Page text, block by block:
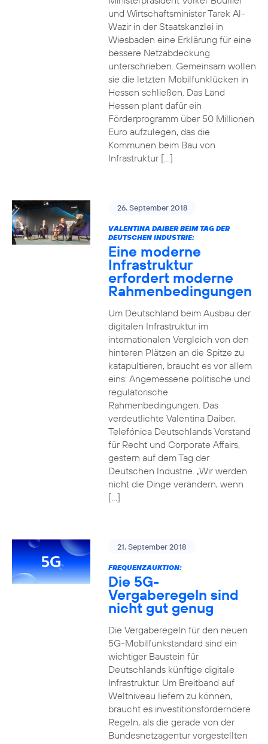
und Wirtschaftsminister Tarek Al-
Wazir in der Staatskanzlei in
Wiesbaden eine Erklärung für eine
bessere Netzabdeckung
unterschrieben. Gemeinsam wollen
sie die letzten Mobilfunklücken in
Hessen schließen. Das Land
Hessen plant dafür ein
Förderprogramm über 50 Millionen
Euro aufzulegen, das die
Kommunen beim Bau von
Infrastruktur […]
26. September 2018
VALENTINA DAIBER BEIM TAG DER
DEUTSCHEN INDUSTRIE:
Eine moderne
Infrastruktur
erfordert moderne
Rahmenbedingungen
Um Deutschland beim Ausbau der
digitalen Infrastruktur im
internationalen Vergleich von den
hinteren Plätzen an die Spitze zu
katapultieren, braucht es vor allem
eins: Angemessene politische und
regulatorische
Rahmenbedingungen. Das
verdeutlichte Valentina Daiber,
Telefónica Deutschlands Vorstand
für Recht und Corporate Affairs,
gestern auf dem Tag der
Deutschen Industrie. „Wir werden
nicht die Dinge verändern, wenn
[…]
21. September 2018
FREQUENZAUKTION:
Die 5G-
Vergaberegeln sind
nicht gut genug
Die Vergaberegeln für den neuen
5G-Mobilfunkstandard sind ein
wichtiger Baustein für
Deutschlands künftige digitale
Infrastruktur. Um Breitband auf
Weltniveau liefern zu können,
braucht es investitionsförderndere
Regeln, als die gerade von der
Bundesnetzagentur vorgestellten